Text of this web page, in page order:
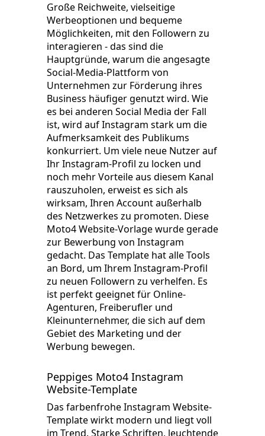
Große Reichweite, vielseitige
Werbeoptionen und bequeme
Möglichkeiten, mit den Followern zu
interagieren - das sind die
Hauptgründe, warum die angesagte
Social-Media-Plattform von
Unternehmen zur Förderung ihres
Business häufiger genutzt wird. Wie
es bei anderen Social Media der Fall
ist, wird auf Instagram stark um die
Aufmerksamkeit des Publikums
konkurriert. Um viele neue Nutzer auf
Ihr Instagram-Profil zu locken und
noch mehr Vorteile aus diesem Kanal
rauszuholen, erweist es sich als
wirksam, Ihren Account außerhalb
des Netzwerkes zu promoten. Diese
Moto4 Website-Vorlage wurde gerade
zur Bewerbung von Instagram
gedacht. Das Template hat alle Tools
an Bord, um Ihrem Instagram-Profil
zu neuen Followern zu verhelfen. Es
ist perfekt geeignet für Online-
Agenturen, Freiberufler und
Kleinunternehmer, die sich auf dem
Gebiet des Marketing und der
Werbung bewegen.
Peppiges Moto4 Instagram
Website-Template
Das farbenfrohe Instagram Website-
Template wirkt modern und liegt voll
im Trend. Starke Schriften, leuchtende